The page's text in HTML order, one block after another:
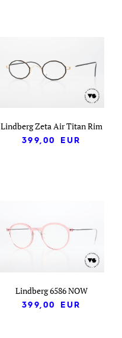
Lindberg Zeta Air Titan Rim
399,00
EUR
Lindberg 6586 NOW
399,00
EUR